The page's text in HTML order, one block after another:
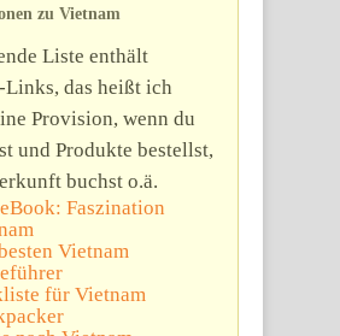
zu Vietnam
Liste enthält
das heißt ich
Provision, wenn du
und Produkte bestellst,
buchst o.ä.
Faszination
Vietnam
für Vietnam